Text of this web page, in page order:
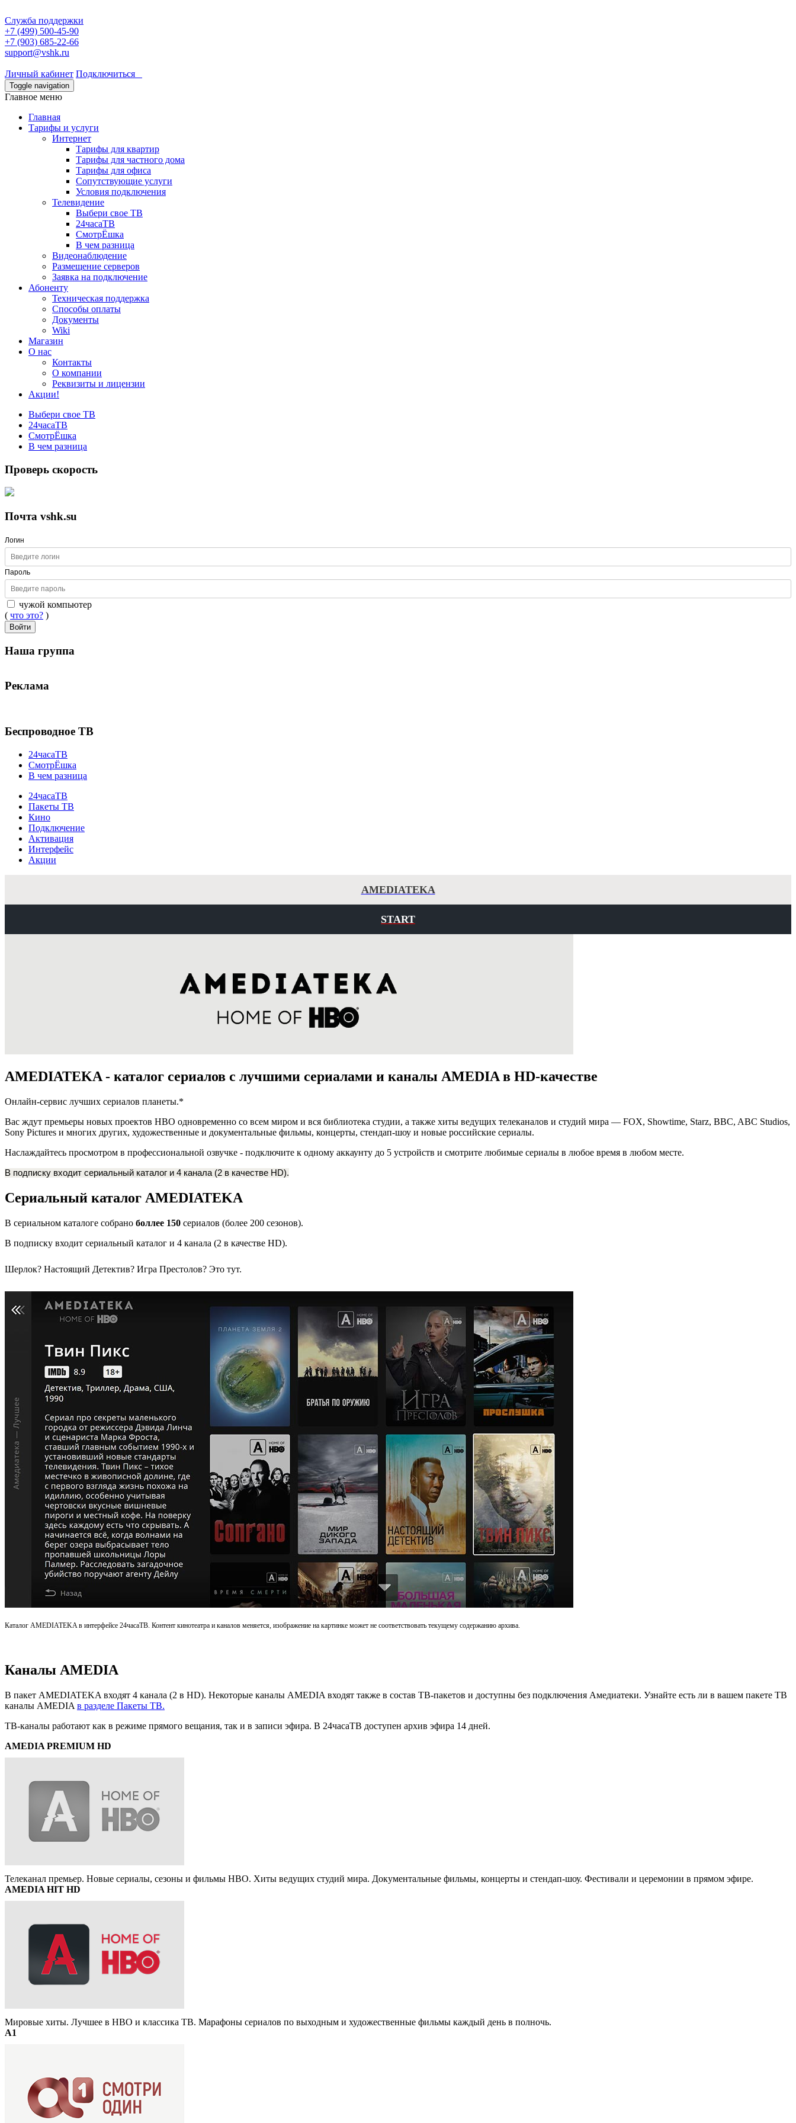
Служба поддержки
+7 (499) 500-45-90
+7 (903) 685-22-66
support@vshk.ru
Личный кабинет Подключиться
Toggle navigation
Главное меню
Главная
Тарифы и услуги
Интернет
Тарифы для квартир
Тарифы для частного дома
Тарифы для офиса
Сопутствующие услуги
Условия подключения
Телевидение
Выбери свое ТВ
24часаТВ
СмотрЁшка
В чем разница
Видеонаблюдение
Размещение серверов
Заявка на подключение
Абоненту
Техническая поддержка
Способы оплаты
Документы
Wiki
Магазин
О нас
Контакты
О компании
Реквизиты и лицензии
Акции!
Выбери свое ТВ
24часаТВ
СмотрЁшка
В чем разница
Проверь скорость
Почта vshk.su
Логин
Пароль
чужой компьютер
( что это? )
Войти
Наша группа
Реклама
Беспроводное ТВ
24часаТВ
СмотрЁшка
В чем разница
24часаТВ
Пакеты ТВ
Кино
Подключение
Активация
Интерфейс
Акции
AMEDIATEKA
START
AMEDIATEKA - каталог сериалов с лучшими сериалами и каналы AMEDIA в HD-качестве
Онлайн-сервис лучших сериалов планеты.*
Вас ждут премьеры новых проектов HBO одновременно со всем миром и вся библиотека студии, а также хиты ведущих телеканалов и студий мира — FOX, Showtime, Starz, BBC, ABC Studios,
Sony Pictures и многих других, художественные и документальные фильмы, концерты, стендап-шоу и новые российские сериалы.
Наслаждайтесь просмотром в профессиональной озвучке - подключите к одному аккаунту до 5 устройств и смотрите любимые сериалы в любое время в любом месте.
В подписку входит сериальный каталог и 4 канала (2 в качестве HD).
Сериальный каталог AMEDIATEKA
В сериальном каталоге собрано боллее 150 сериалов (более 200 сезонов).
В подписку входит сериальный каталог и 4 канала (2 в качестве HD).
Шерлок? Настоящий Детектив? Игра Престолов? Это тут.
Каталог AMEDIATEKA в интерфейсе 24часаТВ. Контент кинотеатра и каналов меняется, изображение на картинке может не соответствовать текущему содержанию архива.
Каналы AMEDIA
В пакет AMEDIATEKA входят 4 канала (2 в HD). Некоторые каналы AMEDIA входят также в состав ТВ-пакетов и доступны без подключения Амедиатеки. Узнайте есть ли в вашем пакете ТВ
каналы AMEDIA в разделе Пакеты ТВ.
ТВ-каналы работают как в режиме прямого вещания, так и в записи эфира. В 24часаТВ доступен архив эфира 14 дней.
AMEDIA PREMIUM HD
Телеканал премьер. Новые сериалы, сезоны и фильмы HBO. Хиты ведущих студий мира. Документальные фильмы, концерты и стендап-шоу. Фестивали и церемонии в прямом эфире.
AMEDIA HIT HD
Мировые хиты. Лучшее в HBO и классика ТВ. Марафоны сериалов по выходным и художественные фильмы каждый день в полночь.
A1